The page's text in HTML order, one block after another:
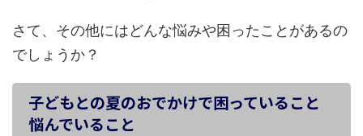
さて、その他にはどんな悩みや困ったことがあるの
でしょうか？
子どもとの夏のおでかけで困っていること
悩んでいること